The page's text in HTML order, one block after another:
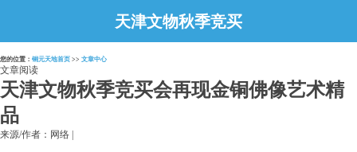
天津文物秋季竞买
会再现金铜佛像艺
您的位置： 铜元天地首页 >> 文章中心
文章阅读
天津文物秋季竞买会再现金铜佛像艺术精
品
来源/作者：网络 |